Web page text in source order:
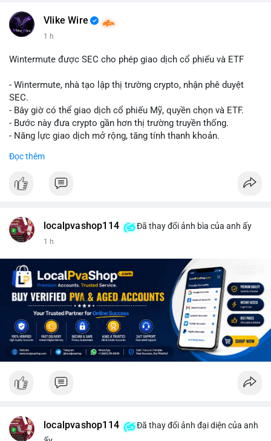
Vlike Wire
1 h
Wintermute được SEC cho phép giao dịch cổ phiếu và ETF
- Wintermute, nhà tạo lập thị trường crypto, nhận phê duyệt
SEC.
- Bây giờ có thể giao dịch cổ phiếu Mỹ, quyền chọn và ETF.
- Bước này đưa crypto gần hơn thị trường truyền thống.
- Năng lực giao dịch mở rộng, tăng tính thanh khoản.
📰 Nguồn: CoinDesk
Đọc thêm
localpvashop114 Đã thay đổi ảnh bìa của anh ấy
1 h
localpvashop114
Đã thay đổi ảnh đại diện của anh